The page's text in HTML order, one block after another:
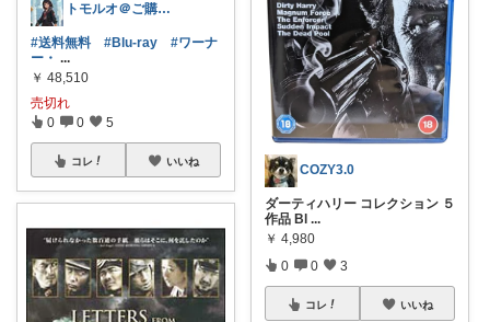
トモルオ＠ご購入感謝！！
#送料無料 #Blu-ray
#ワーナ
ー・ ...
￥ 48,510
売切れ
0 0 5
コレ いいね
COZY3.0
ダーティハリー コレクション ５
作品 Bl ...
￥ 4,980
0 0 3
コレ いいね